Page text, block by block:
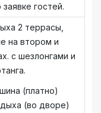
гостей.
2 террасы,
на втором и
с шезлонгами и
(платно)
(во дворе)